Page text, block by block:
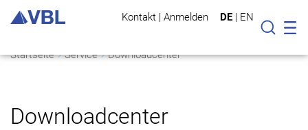
Kontakt | Anmelden DE | EN
Suche
Startseite Service Downloadcenter
Downloadcenter